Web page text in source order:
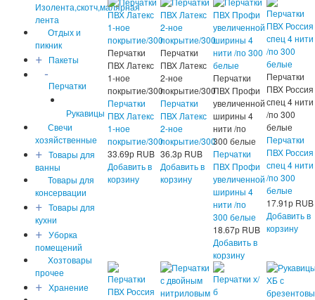
Изолента,скотч,малярная
лента
Отдых и
пикник
+ Пакеты
-
Перчатки
Рукавицы
Свечи
хозяйственные
+ Товары для
ванны
Товары для
консервации
+ Товары для
кухни
+ Уборка
помещений
Хозтовары
прочее
+ Хранение
Перчатки
ПВХ Латекс
1-ное
покрытие/300
Перчатки
ПВХ Латекс
1-ное
покрытие/300
33.69р RUB
Добавить в
корзину
Перчатки
ПВХ Латекс
2-ное
покрытие/300
Перчатки
ПВХ Латекс
2-ное
покрытие/300
36.3р RUB
Добавить в
корзину
Перчатки
ПВХ Профи
увеличенной
ширины 4
нити /по
300 белые
Перчатки
ПВХ Профи
увеличенной
ширины 4
нити /по
300 белые
18.67р RUB
Добавить в
корзину
Перчатки
ПВХ Россия
спец 4 нити
/по 300
белые
Перчатки
ПВХ Россия
спец 4 нити
/по 300
белые
17.91р RUB
Добавить в
корзину